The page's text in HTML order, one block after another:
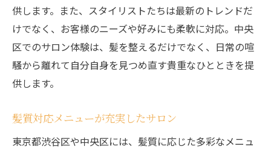
供します。また、スタイリストたちは最新のトレンドだ
けでなく、お客様のニーズや好みにも柔軟に対応。中央
区でのサロン体験は、髪を整えるだけでなく、日常の喧
騒から離れて自分自身を見つめ直す貴重なひとときを提
供します。
髪質対応メニューが充実したサロン
東京都渋谷区や中央区には、髪質に応じた多彩なメニュ